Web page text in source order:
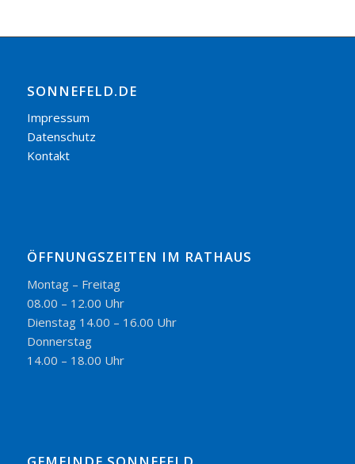
SONNEFELD.DE
Impressum
Datenschutz
Kontakt
ÖFFNUNGSZEITEN IM RATHAUS
Montag – Freitag
08.00 – 12.00 Uhr
Dienstag 14.00 – 16.00 Uhr
Donnerstag
14.00 – 18.00 Uhr